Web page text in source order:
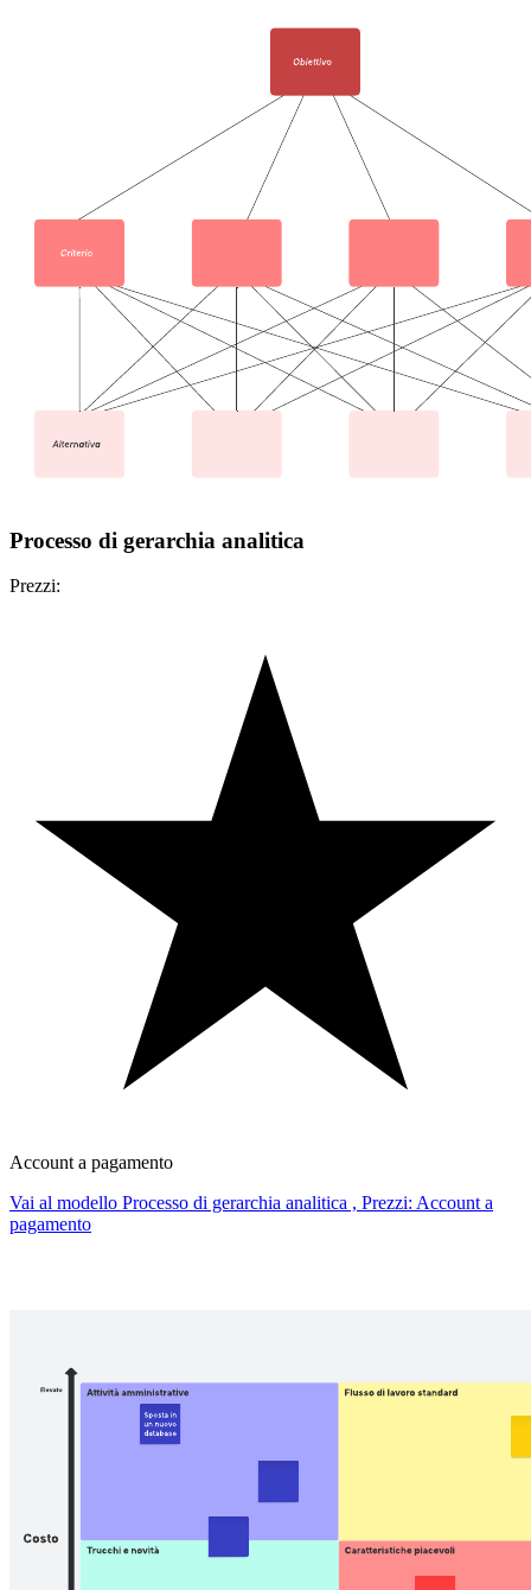
Processo di gerarchia analitica
Prezzi:
Account a pagamento
Vai al modello Processo di gerarchia analitica , Prezzi: Account a
pagamento